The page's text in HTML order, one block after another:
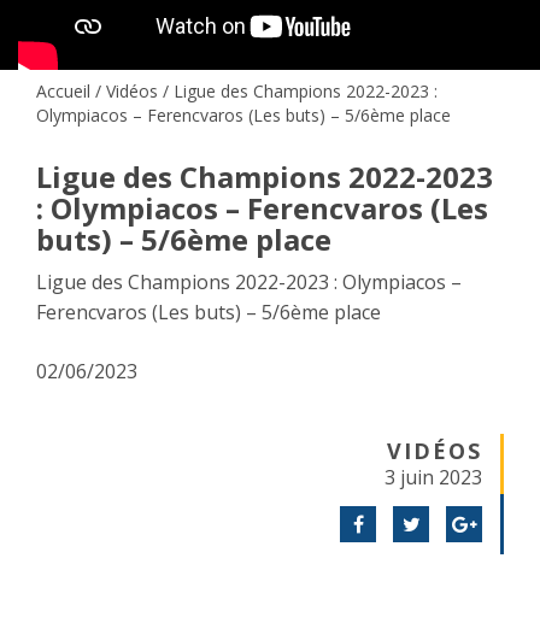
Accueil / Vidéos / Ligue des Champions 2022-2023 :
Olympiacos – Ferencvaros (Les buts) – 5/6ème place
Ligue des Champions 2022-2023
: Olympiacos – Ferencvaros (Les
buts) – 5/6ème place
Ligue des Champions 2022-2023 : Olympiacos –
Ferencvaros (Les buts) – 5/6ème place
02/06/2023
VIDÉOS
3 juin 2023